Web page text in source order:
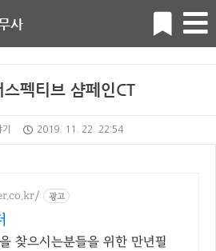
사
펙티브 샴페인CT
2019. 11. 22. 22:54
광고
찾으시는분들을 위한 만년필